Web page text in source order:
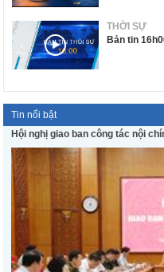
THỜI SỰ
Bản tin
Tin nổi bật
Hội nghị giao ban công tác nội